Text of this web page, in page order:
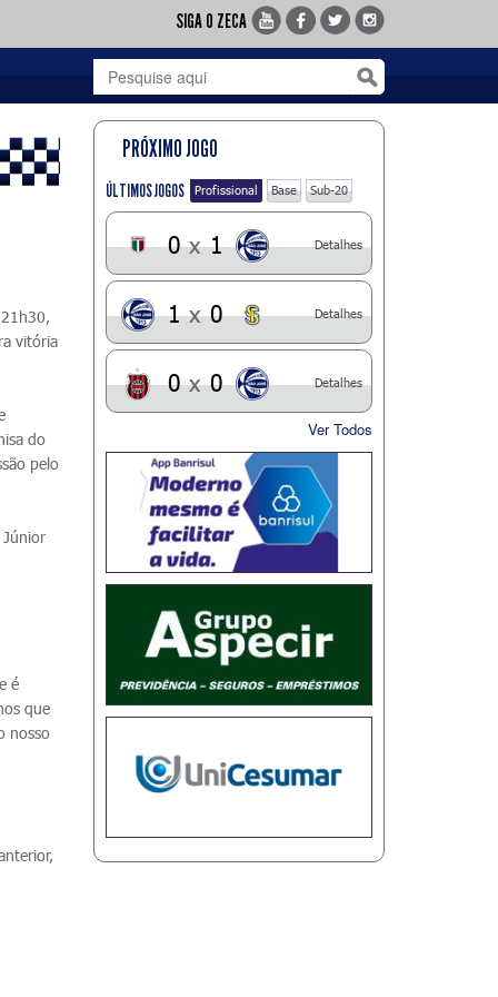
SIGA O ZECA
vitória
do
pelo
Júnior
é
que
nosso
PRÓXIMO JOGO
ÚLTIMOS JOGOS Profissional Base Sub-20
0 x 1 Detalhes
1 x 0 Detalhes
0 x 0 Detalhes
Ver Todos